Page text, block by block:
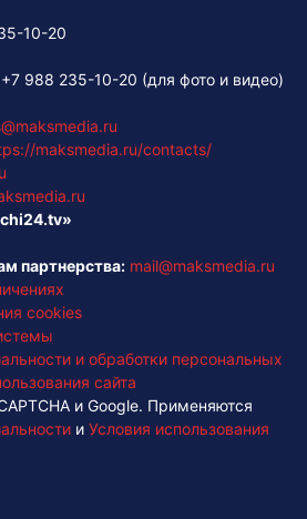
10-20
+7 988 235-10-20 (для фото и видео)
maksmedia.ru/contacts/
партнерства: mail@maksmedia.ru
cookies
и обработки персональных
сайта
и Google. Применяются
и Условия использования